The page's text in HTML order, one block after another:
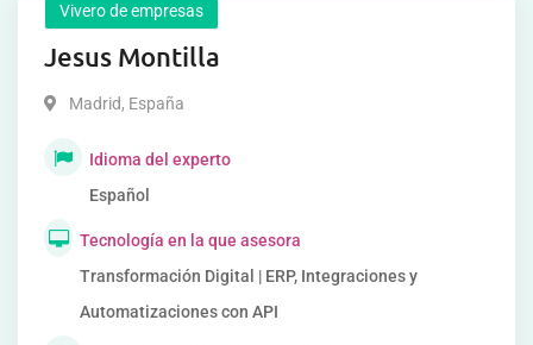
Vivero de empresas
Jesus Montilla
Madrid, España
Idioma del experto
Español
Tecnología en la que asesora
Transformación Digital | ERP, Integraciones y
Automatizaciones con API